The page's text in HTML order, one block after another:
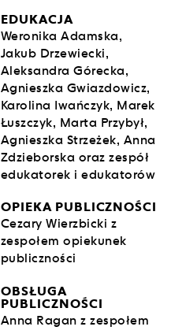
EDUKACJA
Weronika Adamska,
Jakub Drzewiecki,
Aleksandra Górecka,
Agnieszka Gwiazdowicz,
Karolina Iwańczyk, Marek
Łuszczyk, Marta Przybył,
Agnieszka Strzeżek, Anna
Zdzieborska oraz zespół
edukatorek i edukatorów
OPIEKA PUBLICZNOŚCI
Cezary Wierzbicki z
zespołem opiekunek
publiczności
OBSŁUGA
PUBLICZNOŚCI
Anna Ragan z zespołem